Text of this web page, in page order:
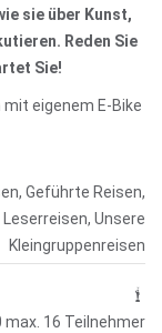
sie über Kunst,
Reden Sie
Sie!
eigenem E-Bike
Geführte Reisen,
Leserreisen, Unsere
Kleingruppenreisen
max. 16 Teilnehmer